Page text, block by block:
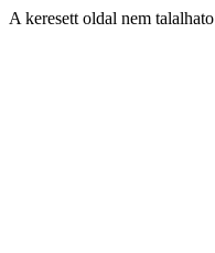
A keresett oldal nem talalhato